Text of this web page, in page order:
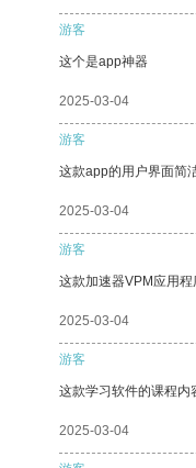
游客
这个是app神器
2025-03-04
游客
这款app的用户界面简
2025-03-04
游客
这款加速器VPM应用
2025-03-04
游客
这款学习软件的课程内
2025-03-04